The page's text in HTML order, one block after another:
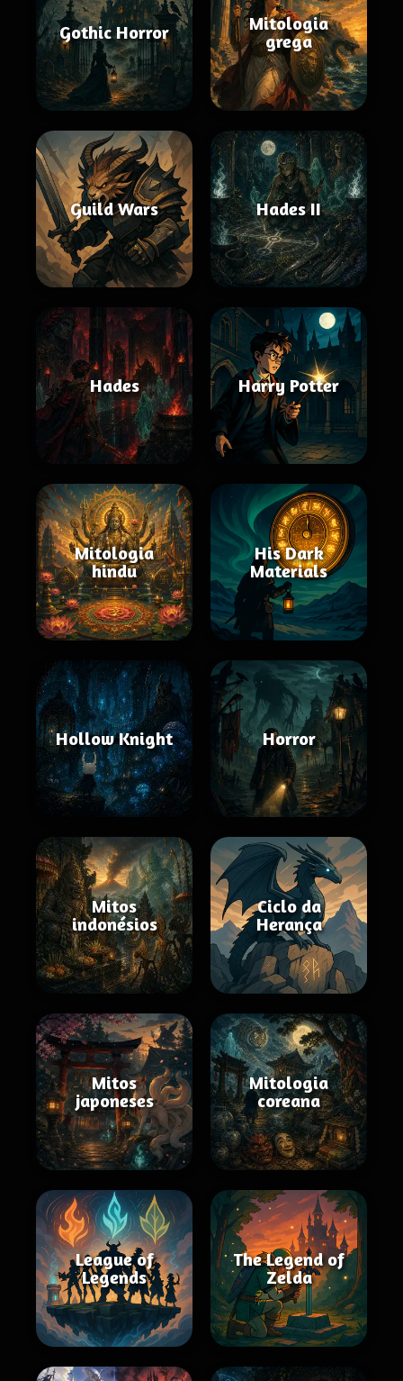
Gothic Horror
Mitologia
grega
Guild Wars Hades II
Hades Harry Potter
Mitologia
hindu
His Dark
Materials
Hollow Knight Horror
Mitos
indonésios
Ciclo da
Herança
Mitos
japoneses
Mitologia
coreana
League of
Legends
The Legend of
Zelda